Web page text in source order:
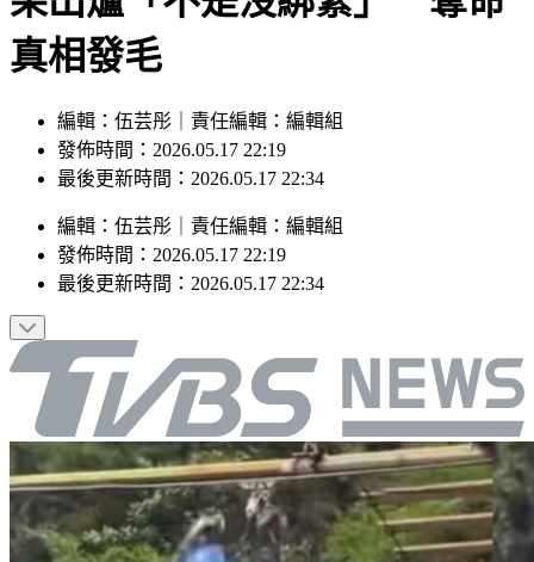
果出爐「不是沒綁緊」 奪命
真相發毛
編輯：伍芸彤｜責任編輯：編輯組
發佈時間：2026.05.17 22:19
編輯：伍芸彤｜責任編輯：
發佈時間：2026.05.17 22:19